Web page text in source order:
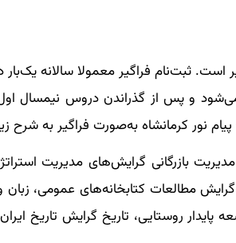
ثبت‌نام فراگیر معمولا سالانه یک‌بار
و پس از گذراندن دروس نیمسال
نور کرمانشاه به‌صورت فراگیر به شرح
بازرگانی گرایش‌های مدیریت
گرایش مطالعات کتابخانه‌های عمومی، زبان
روستایی، تاریخ گرایش تاریخ